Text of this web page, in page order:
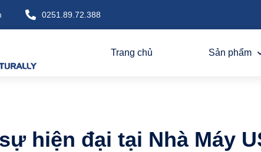
0251.89.72.388
Trang chủ Sản phẩm
hiện đại tại Nhà Máy